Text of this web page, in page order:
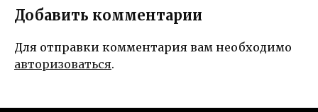
Добавить комментарии
Для отправки комментария вам необходимо
авторизоваться.